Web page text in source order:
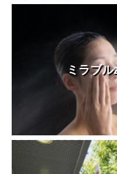
ミラブ